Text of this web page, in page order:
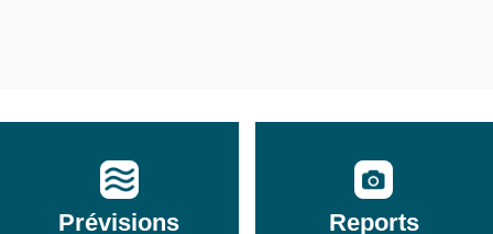
Prévisions Reports